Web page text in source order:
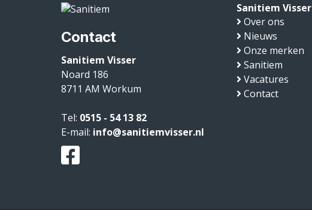
Contact
Sanitiem Visser
Noard 186
8711 AM Workum
Tel: 0515 - 54 13 82
E-mail: info@sanitiemvisser.nl
Sanitiem Visser
Over ons
Nieuws
Onze merken
Sanitiem
Vacatures
Contact